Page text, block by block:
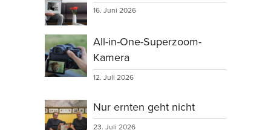
16. Juni 2026
All-in-One-Superzoom-
Kamera
12. Juli 2026
Nur ernten geht nicht
23. Juli 2026